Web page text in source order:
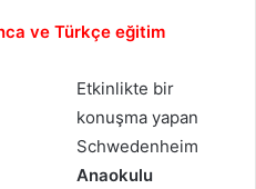
ve Türkçe eğitim
Etkinlikte bir
konuşma yapan
Schwedenheim
Anaokulu